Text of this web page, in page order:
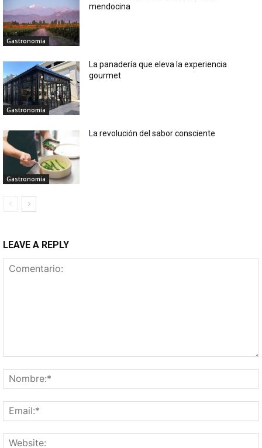
Gastronomía
mendocina
Gastronomía
La panadería que eleva la experiencia
gourmet
Gastronomía
La revolución del sabor consciente
LEAVE A REPLY